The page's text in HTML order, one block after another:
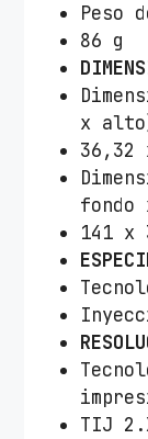
Peso
86 g
x
36,32
141 x
TIJ